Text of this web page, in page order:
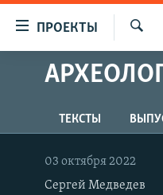
упрощенного
Вернуться
к
основному
содержанию
ПРОЕКТЫ
ПРОГРАММЫ
АВТОРСКИЕ ПРОЕКТЫ
ЦИТАТЫ СВОБОДЫ
МНЕНИЯ
ТЕКСТЫ
03 октября 2022
Сергей Медведев